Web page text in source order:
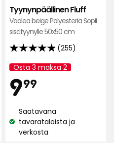
Tyynynpäällinen Fluff
Vaalea beige Polyesteriä Sopii
sisätyynylle 50x50 cm
(255)
4.9
tähteä
5:stä,
255
perusteella
Kampanjan
nimi:
Osta 3 maksa 2
999
€
Katso
saatavuus:
Saatavana
tavarataloista ja
verkosta